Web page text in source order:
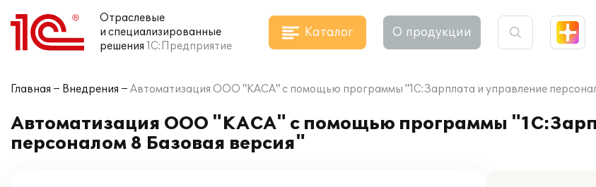
Отраслевые
и специализированные
решения 1С:Предприятие
Каталог О продукции
Главная Внедрения Автоматизация ООО "КАСА" с помощью программы "1С:Зарплата и управление
Автоматизация ООО "КАСА" с помощью программы
персоналом 8 Базовая версия"